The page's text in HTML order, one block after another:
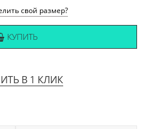
свой размер?
КУПИТЬ
В 1 КЛИК